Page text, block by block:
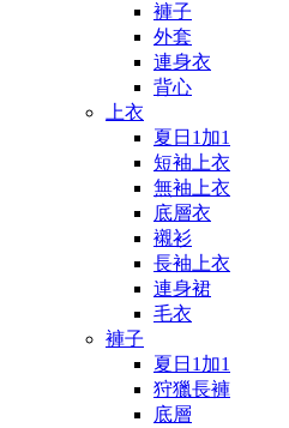
褲子
外套
連身衣
背心
上衣
夏日1加1
短袖上衣
無袖上衣
底層衣
襯衫
長袖上衣
連身裙
毛衣
褲子
夏日1加1
狩獵長褲
底層